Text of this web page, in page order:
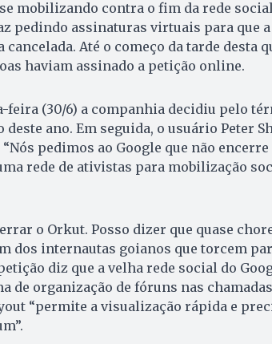
mobilizando contra o fim da rede
pedindo assinaturas virtuais para que
Até o começo da tarde desta
haviam assinado a petição online.
feira (30/6) a companhia decidiu pelo
deste ano. Em seguida, o usuário Peter
pedimos ao Google que não
rede de ativistas para mobilização
o Orkut. Posso dizer que quase
dos internautas goianos que torcem
diz que a velha rede social do
de organização de fóruns nas
“permite a visualização rápida e